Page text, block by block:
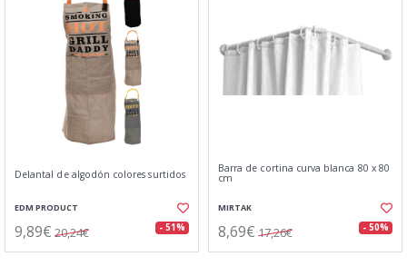
Delantal de algodón colores surtidos
EDM PRODUCT
9,89€ 20,24€ - 51%
Barra de cortina curva blanca 80 x 80
cm
MIRTAK
8,69€ 17,26€ - 50%